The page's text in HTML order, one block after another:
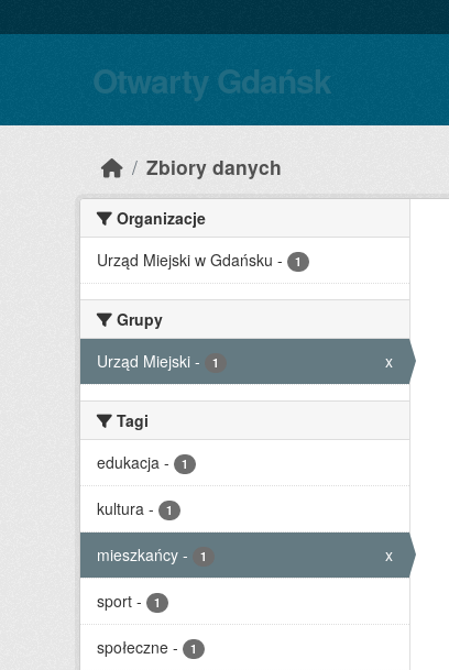
Otwarty Gdańsk
Zbiory danych
Organizacje
Urząd Miejski w Gdańsku - 1
Grupy
Urząd Miejski - 1 x
Tagi
edukacja - 1
kultura - 1
mieszkańcy - 1 x
sport - 1
społeczne - 1